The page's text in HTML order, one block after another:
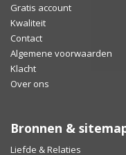
Gratis account
Kwaliteit
Contact
Algemene voorwaarden
Klacht
Over ons
Bronnen &
Liefde & Relaties